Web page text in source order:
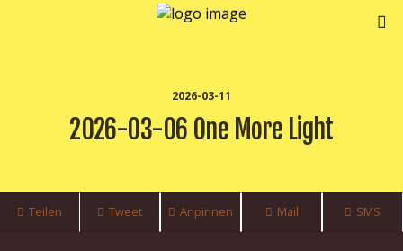
2026-03-11
2026-03-06 One More Light
Teilen Tweet Anpinnen Mail SMS